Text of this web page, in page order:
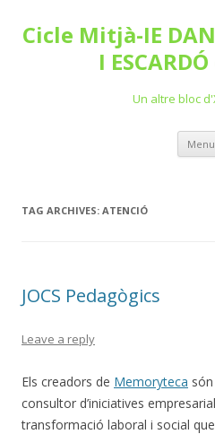
Cicle Mitjà-IE
I ESCARDÓ
Un altre bloc
Menu
TAG ARCHIVES: ATENCIÓ
JOCS Pedagògics
Leave a reply
Els creadors de Memoryteca
consultor d’iniciatives
transformació laboral i social